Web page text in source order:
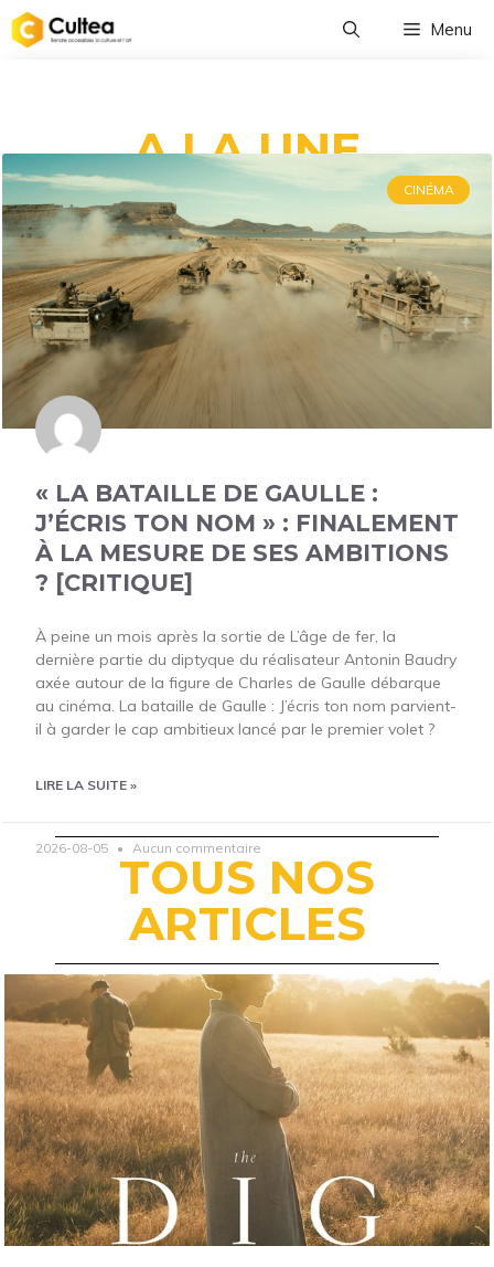
Menu
A LA UNE
CINÉMA
« LA BATAILLE DE GAULLE :
J’ÉCRIS TON NOM » : FINALEMENT
À LA MESURE DE SES AMBITIONS
? [CRITIQUE]
À peine un mois après la sortie de L’âge de fer, la
dernière partie du diptyque du réalisateur Antonin Baudry
axée autour de la figure de Charles de Gaulle débarque
au cinéma. La bataille de Gaulle : J’écris ton nom parvient-
il à garder le cap ambitieux lancé par le premier volet ?
LIRE LA SUITE »
2026-08-05 Aucun commentaire
TOUS NOS
ARTICLES